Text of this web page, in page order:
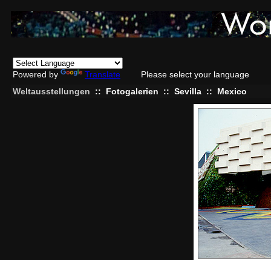
Powered by Translate
Please select your language
Weltausstellungen
:: Fotogalerien :: Sevilla :: Mexico